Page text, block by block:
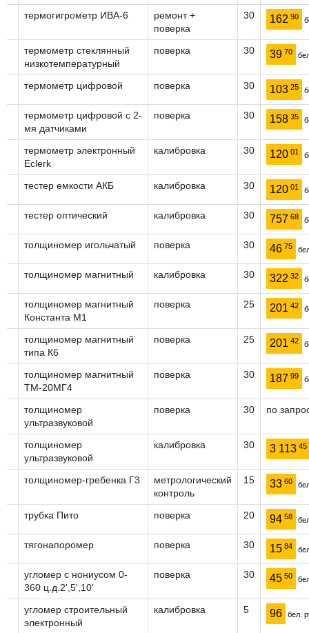
термогигрометр ИВА-6
ремонт +
поверка
30 162 90
термометр стеклянный
низкотемпературный
поверка 30 39 70
термометр цифровой поверка 30 103 25
термометр цифровой с 2-
мя датчиками
поверка 30 158 35
термометр электронный
Eclerk
калибровка 30 120 01
тестер емкости АКБ калибровка 30 120 01
тестер оптический калибровка 30 757 68
толщиномер игольчатый поверка 30 46 75
толщиномер магнитный калибровка 30 322 32
толщиномер магнитный
Константа М1
поверка 25 201 42
толщиномер магнитный
типа К6
поверка 25 201 42
толщиномер магнитный
ТМ-20МГ4
поверка 30 187 99
толщиномер
ультразвуковой
поверка 30 по
толщиномер
ультразвуковой
калибровка 30 3 113 45
толщиномер-гребенка Г3
метрологический
контроль
15 33 60
трубка Пито поверка 20 94 58
тягонапоромер поверка 30 15 84
угломер с нониусом 0-
360 ц.д.2',5',10'
поверка 30 45 50
угломер строительный
электронный
калибровка 5 96 бел.